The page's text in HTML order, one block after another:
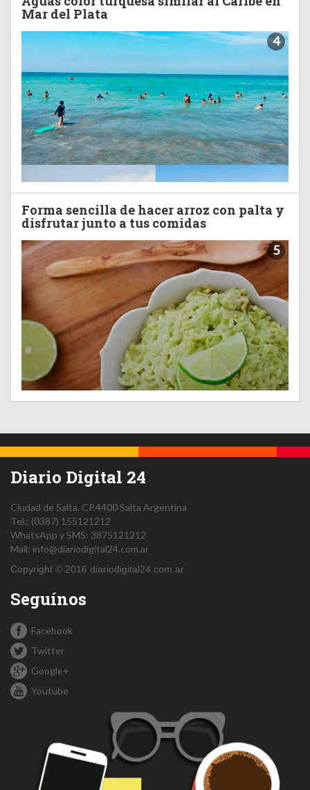
Mar del Plata
4
Forma sencilla de hacer arroz con palta y
disfrutar junto a tus comidas
5
Diario Digital 24
Ciudad de Salta. CP.4400Salta Argentina
Tel.: (0387) 155121212
WhatsApp y SMS: 3875121212
Mail: info@diariodigital24.com.ar
Copyright © 2016 diariodigital24.com.ar
Seguínos
Facebook
Twitter
Google+
Youtube